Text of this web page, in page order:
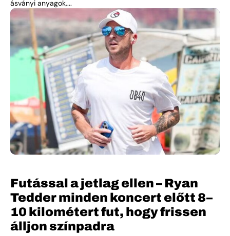
ásványi anyagok,...
Futással a jetlag ellen – Ryan
Tedder minden koncert előtt 8–
10 kilométert fut, hogy frissen
álljon színpadra